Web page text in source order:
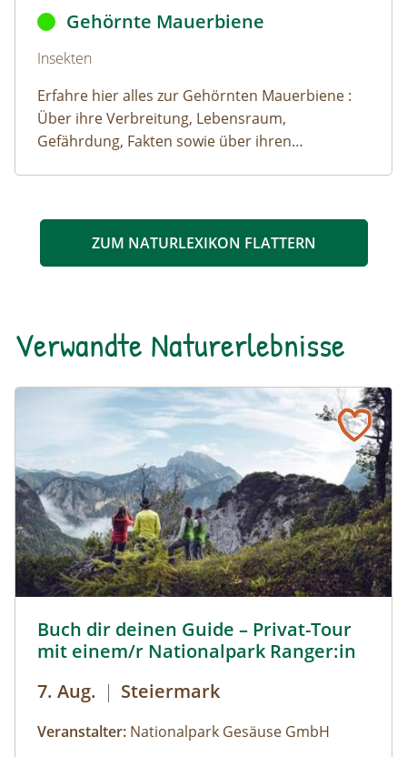
Naturlexikon: Gehörnte Mauerbiene
Gehörnte Mauerbiene
Insekten
Erfahre hier alles zur Gehörnten Mauerbiene :
Über ihre Verbreitung, Lebensraum,
Gefährdung, Fakten sowie über ihren
ZUM NATURLEXIKON FLATTERN
Verwandte Naturerlebnisse
Buch dir deinen Guide – Privat-Tour
mit einem/r Nationalpark Ranger:in
7. Aug. | Steiermark
Veranstalter: Nationalpark Gesäuse GmbH